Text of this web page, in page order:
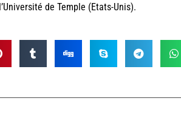
de Temple (Etats-Unis).